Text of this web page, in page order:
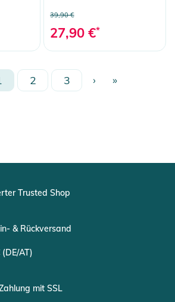
39,90 €
27,90 €*
2 3 › »
Trusted Shop
& Rückversand
AT)
mit SSL